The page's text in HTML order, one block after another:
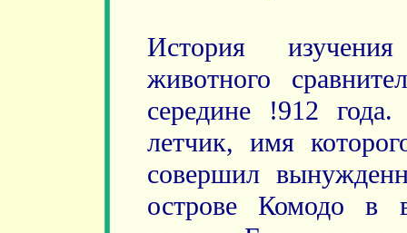
История
животного
середине !912
летчик, имя
совершил
острове Комодо в